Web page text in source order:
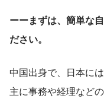
ーーまずは、簡単な
ださい。
中国出身で、日本に
主に事務や経理など